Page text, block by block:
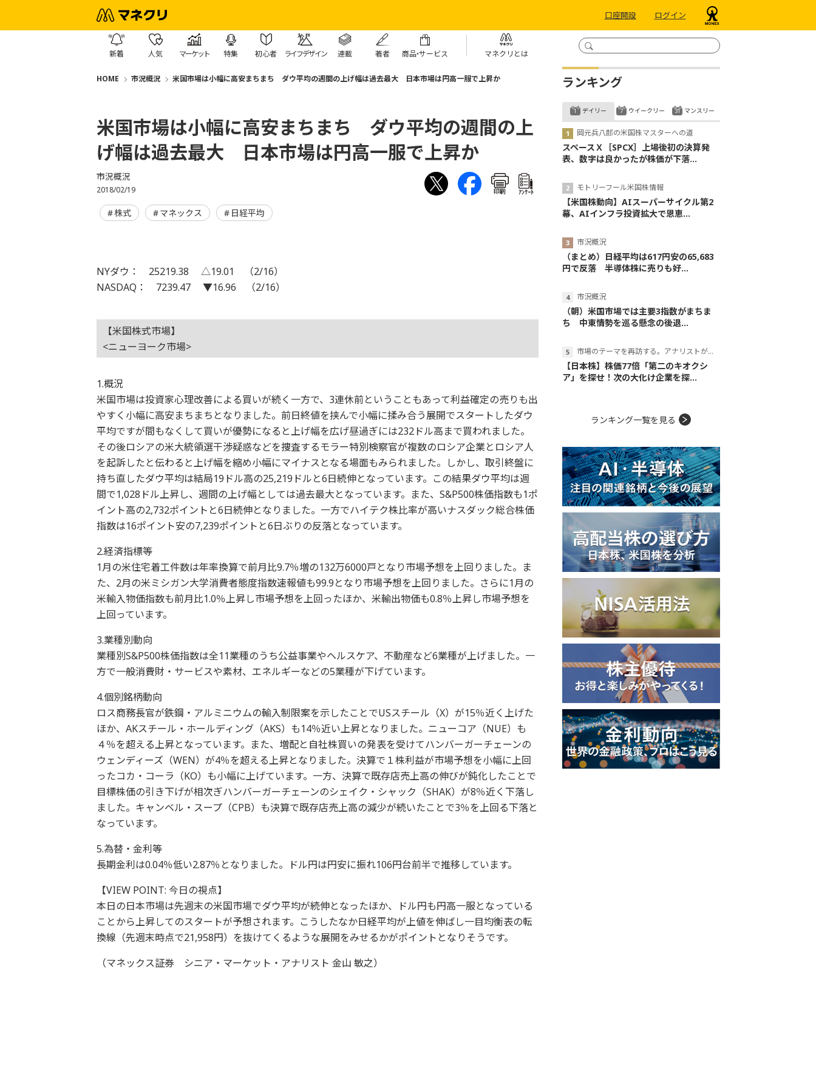
口座開設 ログイン
新着 人気 マーケット 特集 初心者 ライフデザイン 連載 著者 商品・サービス マネクリとは
HOME 市況概況 米国市場は小幅に高安まちまち ダウ平均の週間の上げ幅は過去最大 日本市場は円高一服で上昇か
米国市場は小幅に高安まちまち ダウ平均の週間の上
げ幅は過去最大 日本市場は円高一服で上昇か
市況概況
2018/02/19 印刷 ｱﾝｹｰﾄ
株式 マネックス 日経平均
NYダウ： 25219.38 △19.01 （2/16）
NASDAQ： 7239.47 ▼16.96 （2/16）
【米国株式市場】
<ニューヨーク市場>
1.概況
米国市場は投資家心理改善による買いが続く一方で、3連休前ということもあって利益確定の売りも出
やすく小幅に高安まちまちとなりました。前日終値を挟んで小幅に揉み合う展開でスタートしたダウ
平均ですが間もなくして買いが優勢になると上げ幅を広げ昼過ぎには232ドル高まで買われました。
その後ロシアの米大統領選干渉疑惑などを捜査するモラー特別検察官が複数のロシア企業とロシア人
を起訴したと伝わると上げ幅を縮め小幅にマイナスとなる場面もみられました。しかし、取引終盤に
持ち直したダウ平均は結局19ドル高の25,219ドルと6日続伸となっています。この結果ダウ平均は週
間で1,028ドル上昇し、週間の上げ幅としては過去最大となっています。また、S&P500株価指数も1ポ
イント高の2,732ポイントと6日続伸となりました。一方でハイテク株比率が高いナスダック総合株価
指数は16ポイント安の7,239ポイントと6日ぶりの反落となっています。
2.経済指標等
1月の米住宅着工件数は年率換算で前月比9.7％増の132万6000戸となり市場予想を上回りました。ま
た、2月の米ミシガン大学消費者態度指数速報値も99.9となり市場予想を上回りました。さらに1月の
米輸入物価指数も前月比1.0％上昇し市場予想を上回ったほか、米輸出物価も0.8％上昇し市場予想を
上回っています。
3.業種別動向
業種別S&P500株価指数は全11業種のうち公益事業やヘルスケア、不動産など6業種が上げました。一
方で一般消費財・サービスや素材、エネルギーなどの5業種が下げています。
4.個別銘柄動向
ロス商務長官が鉄鋼・アルミニウムの輸入制限案を示したことでUSスチール（X）が15％近く上げた
ほか、AKスチール・ホールディング（AKS）も14％近い上昇となりました。ニューコア（NUE）も
４％を超える上昇となっています。また、増配と自社株買いの発表を受けてハンバーガーチェーンの
ウェンディーズ（WEN）が4％を超える上昇となりました。決算で１株利益が市場予想を小幅に上回
ったコカ・コーラ（KO）も小幅に上げています。一方、決算で既存店売上高の伸びが鈍化したことで
目標株価の引き下げが相次ぎハンバーガーチェーンのシェイク・シャック（SHAK）が8％近く下落し
ました。キャンベル・スープ（CPB）も決算で既存店売上高の減少が続いたことで3％を上回る下落と
なっています。
5.為替・金利等
長期金利は0.04％低い2.87％となりました。ドル円は円安に振れ106円台前半で推移しています。
【VIEW POINT: 今日の視点】
本日の日本市場は先週末の米国市場でダウ平均が続伸となったほか、ドル円も円高一服となっている
ことから上昇してのスタートが予想されます。こうしたなか日経平均が上値を伸ばし一目均衡表の転
換線（先週末時点で21,958円）を抜けてくるような展開をみせるかがポイントとなりそうです。
（マネックス証券 シニア・マーケット・アナリスト 金山 敏之）
ランキング
デイリー
岡元兵八郎の米国株マスターへの道
スペースＸ［SPCX］上場後初の決算発
表、数字は良かったが株価が下落...
モトリーフール米国株情報
【米国株動向】AIスーパーサイクル第2
幕、AIインフラ投資拡大で恩恵...
市況概況
（まとめ）日経平均は617円安の65,683
円で反落 半導体株に売りも好...
市況概況
（朝）米国市場では主要3指数がまちま
ち 中東情勢を巡る懸念の後退...
市場のテーマを再訪する。アナリストが読み解くテーマの本質
【日本株】株価77倍「第二のキオクシ
ア」を探せ！次の大化け企業を探...
ウイークリー マンスリー
ランキング一覧を見る